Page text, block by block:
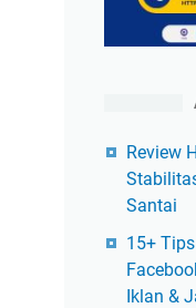
Review
Santai
15+
Iklan &